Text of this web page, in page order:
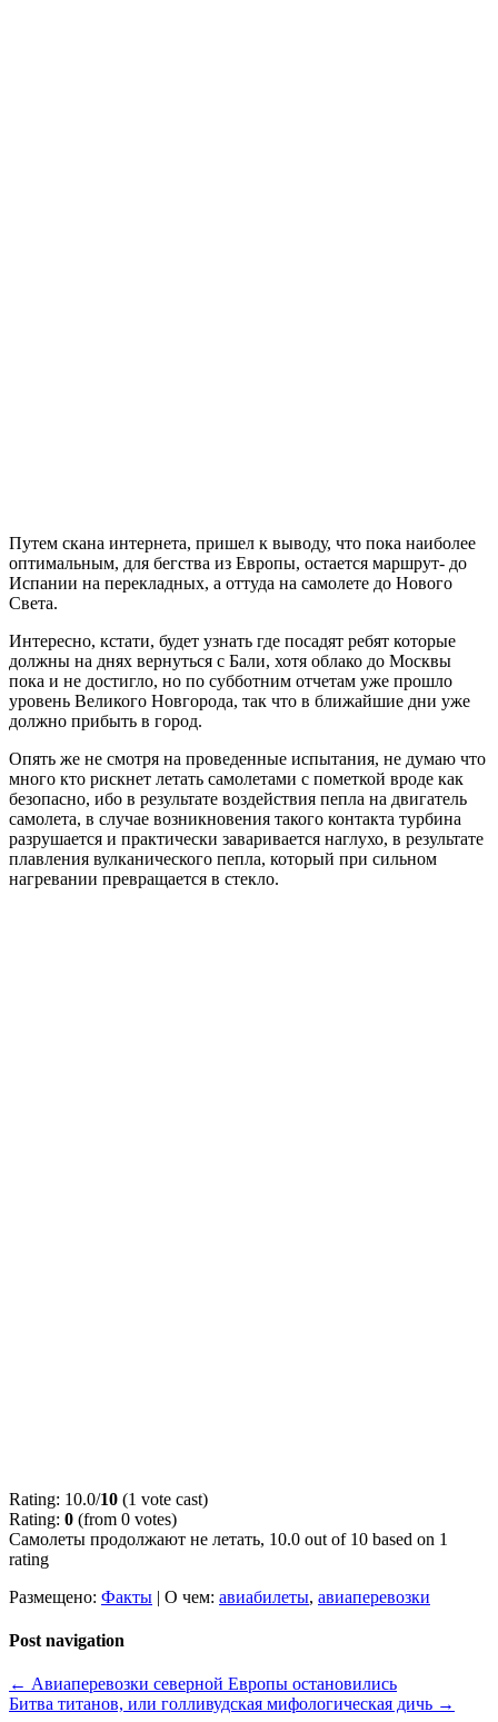
Путем скана интернета, пришел к выводу, что пока наиболее
оптимальным, для бегства из Европы, остается маршрут- до
Испании на перекладных, а оттуда на самолете до Нового
Света.
Интересно, кстати, будет узнать где посадят ребят которые
должны на днях вернуться с Бали, хотя облако до Москвы
пока и не достигло, но по субботним отчетам уже прошло
уровень Великого Новгорода, так что в ближайшие дни уже
должно прибыть в город.
Опять же не смотря на проведенные испытания, не думаю что
много кто рискнет летать самолетами с пометкой вроде как
безопасно, ибо в результате воздействия пепла на двигатель
самолета, в случае возникновения такого контакта турбина
разрушается и практически заваривается наглухо, в результате
плавления вулканического пепла, который при сильном
нагревании превращается в стекло.
Rating: 10.0/10 (1 vote cast)
Rating: 0 (from 0 votes)
Самолеты продолжают не летать, 10.0 out of 10 based on 1
rating
Размещено: Факты | О чем: авиабилеты, авиаперевозки
Post navigation
← Авиаперевозки северной Европы остановились
Битва титанов, или голливудская мифологическая дичь →